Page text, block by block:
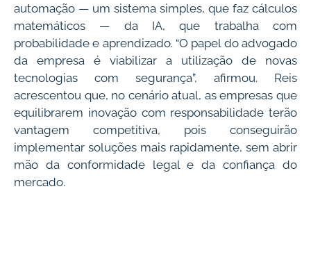
automação — um sistema simples, que faz cálculos
matemáticos — da IA, que trabalha com
probabilidade e aprendizado. “O papel do advogado
da empresa é viabilizar a utilização de novas
tecnologias com segurança”, afirmou. Reis
acrescentou que, no cenário atual, as empresas que
equilibrarem inovação com responsabilidade terão
vantagem competitiva, pois conseguirão
implementar soluções mais rapidamente, sem abrir
mão da conformidade legal e da confiança do
mercado.